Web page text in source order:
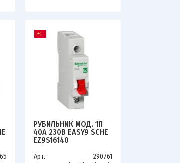
РУБИЛЬНИК МОД. 1П
40А 230В EASY9 SCHE
EZ9S16140
Арт.
290761